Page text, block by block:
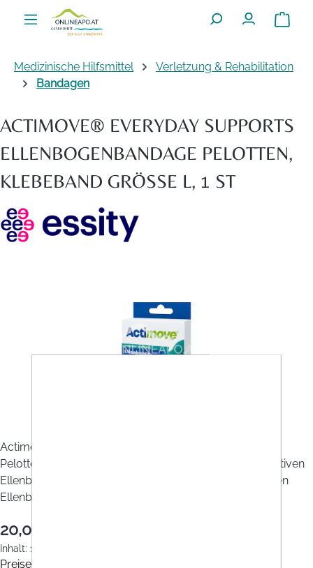
Zum Hauptinhalt springen
Medizinische Hilfsmittel
Verletzung & Rehabilitation
Bandagen
ACTIMOVE® EVERYDAY SUPPORTS
ELLENBOGENBANDAGE PELOTTEN,
KLEBEBAND GRÖSSE L, 1 ST
Actimove® Everyday Supports Ellenbogenbandage
Pelotten, Klebeband - Zur Unterstützung bei degenerativen
Ellenbogenerkrankungen, Überlastung und chronischen
Ellenbogenschmerzen.
20,00 €
Inhalt: 1 Stück
Preise inkl. MwSt. zzgl. Versandkosten